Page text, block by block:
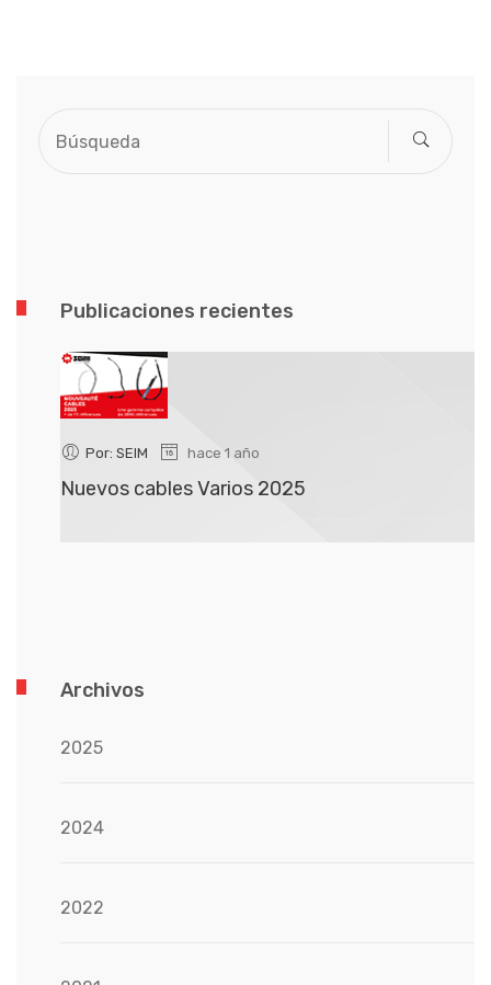
Publicaciones recientes
Por: SEIM hace 1 año
Nuevos cables Varios 2025
Archivos
2025
2024
2022